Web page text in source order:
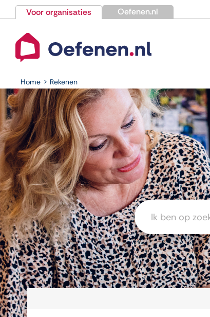
naar
inhoud
Voor organisaties Oefenen.nl
Home Rekenen